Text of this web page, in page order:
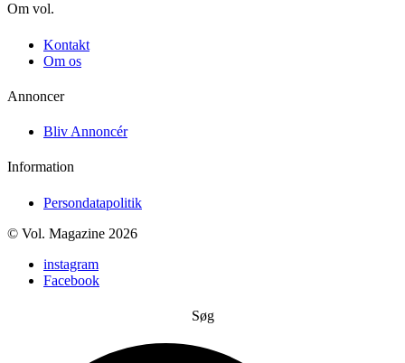
Om vol.
Kontakt
Om os
Annoncer
Bliv Annoncér
Information
Persondatapolitik
© Vol. Magazine 2026
instagram
Facebook
Søg